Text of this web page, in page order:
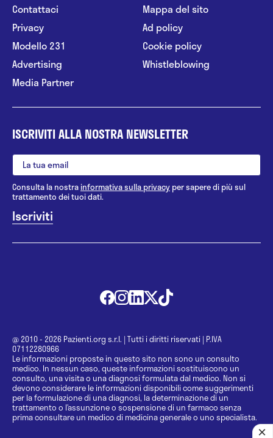
Contattaci
Privacy
Modello 231
Advertising
Media Partner
Mappa del sito
Ad policy
Cookie policy
Whistleblowing
ISCRIVITI ALLA NOSTRA NEWSLETTER
Consulta la nostrainformativa sulla privacy per sapere di più sul
trattamento dei tuoi dati.
@ 2010 - 2026 Pazienti.org s.r.l. | Tutti i diritti riservati | P.IVA
07112280966
Le informazioni proposte in questo sito non sono un consulto
medico. In nessun caso, queste informazioni sostituiscono un
consulto, una visita o una diagnosi formulata dal medico. Non si
devono considerare le informazioni disponibili come suggerimenti
per la formulazione di una diagnosi, la determinazione di un
trattamento o l’assunzione o sospensione di un farmaco senza
prima consultare un medico di medicina generale o uno specialista.